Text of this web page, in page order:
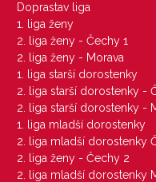
Doprastav liga
1. liga ženy
2. liga ženy - Čechy 1
2. liga ženy - Morava
1. liga starší dorostenky
2. liga starší dorostenky -
2. liga starší dorostenky -
1. liga mladší dorostenky
2. liga mladší dorostenky
2. liga ženy - Čechy 2
2. liga mladší dorostenky